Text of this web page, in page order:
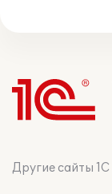
Другие сайты 1С